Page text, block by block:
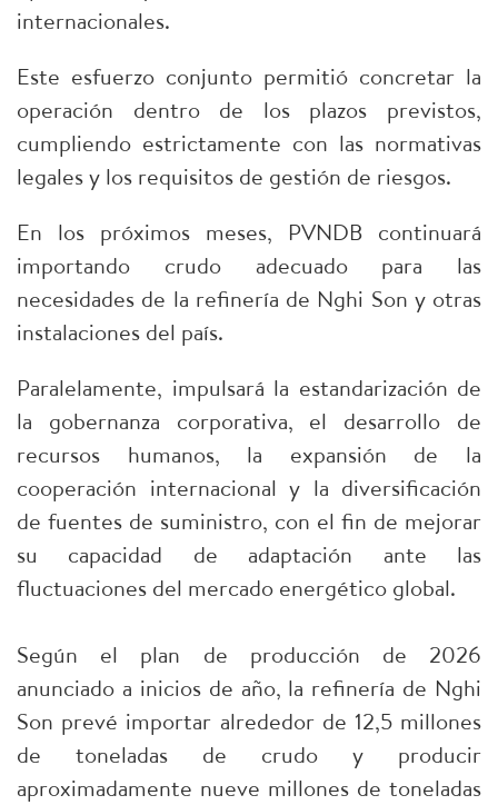
internacionales.
Este esfuerzo conjunto permitió concretar la
operación dentro de los plazos previstos,
cumpliendo estrictamente con las normativas
legales y los requisitos de gestión de riesgos.
En los próximos meses, PVNDB continuará
importando crudo adecuado para las
necesidades de la refinería de Nghi Son y otras
instalaciones del país.
Paralelamente, impulsará la estandarización de
la gobernanza corporativa, el desarrollo de
recursos humanos, la expansión de la
cooperación internacional y la diversificación
de fuentes de suministro, con el fin de mejorar
su capacidad de adaptación ante las
fluctuaciones del mercado energético global.
Según el plan de producción de 2026
anunciado a inicios de año, la refinería de Nghi
Son prevé importar alrededor de 12,5 millones
de toneladas de crudo y producir
aproximadamente nueve millones de toneladas